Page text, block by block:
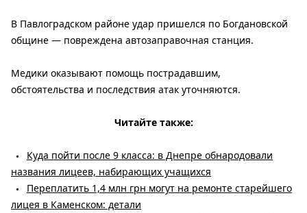
В Павлоградском районе удар пришелся по Богдановской
общине — повреждена автозаправочная станция.
Медики оказывают помощь пострадавшим,
обстоятельства и последствия атак уточняются.
Читайте также:
Куда пойти после 9 класса: в Днепре обнародовали
названия лицеев, набирающих учащихся
Переплатить 1,4 млн грн могут на ремонте старейшего
лицея в Каменском: детали